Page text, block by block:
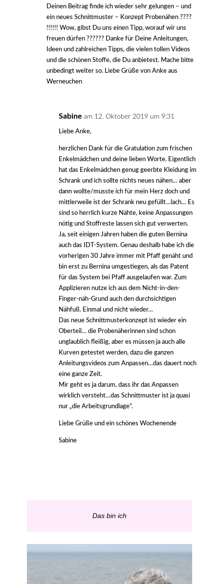
Deinen Beitrag finde ich wieder sehr gelungen – und
ein neues Schnittmuster – Konzept Probenähen ????
!!!!!! Wow, gibst Du uns einen Tipp, worauf wir uns
freuen dürfen ?????? Danke für Deine Anleitungen,
Ideen und zahlreichen Tipps, die vielen tollen Videos
und die schönen Stoffe, die Du anbietest. Mache bitte
unbedingt weiter so. Liebe Grüße von Anke aus
Werneuchen
Sabine am 12. Oktober 2019 um 9:31
Liebe Anke,
herzlichen Dank für die Gratulation zum frischen
Enkelmädchen und deine lieben Worte. Eigentlich
hat das Enkelmädchen genug geerbte Kleidung im
Schrank und ich sollte nichts neues nähen… aber
dann wollte/musste ich für mein Herz doch und
mittlerweile ist der Schrank neu gefüllt…lach… Es
sind so herrlich kurze Nähte, keine Anpassungen
nötig und Stoffreste lassen sich gut verwerten.
Ja, seit einigen Jahren haben die guten Bernina
auch das IDT-System. Genau deshalb habe ich die
vorherigen 30 Jahre immer mit Pfaff genäht und
bin erst zu Bernina umgestiegen, als das Patent
für das System bei Pfaff ausgelaufen war. Zum
Applizieren nutze ich aus dem Nicht-in-den-
Finger-näh-Grund auch den durchsichtigen
Nähfuß. Einmal und nicht wieder…
Das neue Schnittmusterkonzept ist wieder ein
Oberteil… die Probenäherinnen sind schon
unglaublich fleißig, aber es müssen ja auch alle
Kurven getestet werden, dazu die ganzen
Anleitungsvideos zum Anpassen…das dauert noch
eine ganze Zeit.
Mir geht es ja darum, dass ihr das Anpassen
wirklich versteht…das Schnittmuster ist ja quasi
nur „die Arbeitsgrundlage“.
Liebe Grüße und ein schönes Wochenende
Sabine
Das bin ich